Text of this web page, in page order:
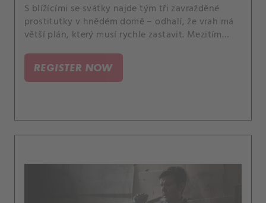
S blížícími se svátky najde tým tři zavražděné
prostitutky v hnědém domě – odhalí, že vrah má
větší plán, který musí rychle zastavit. Mezitím
syna Tylera.
REGISTER NOW